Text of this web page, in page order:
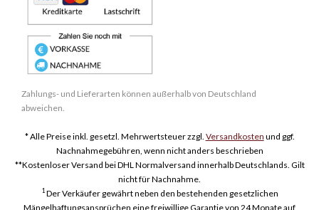
Zahlungs- und Lieferarten können außerhalb von Deutschland
abweichen.
* Alle Preise inkl. gesetzl. Mehrwertsteuer zzgl. Versandkosten und ggf.
Nachnahmegebühren, wenn nicht anders beschrieben
**Kostenloser Versand bei DHL Normalversand innerhalb Deutschlands. Gilt
nicht für Nachnahme.
1Der Verkäufer gewährt neben den bestehenden gesetzlichen
Mängelhaftungsansprüchen eine freiwillige Garantie von 24 Monate auf